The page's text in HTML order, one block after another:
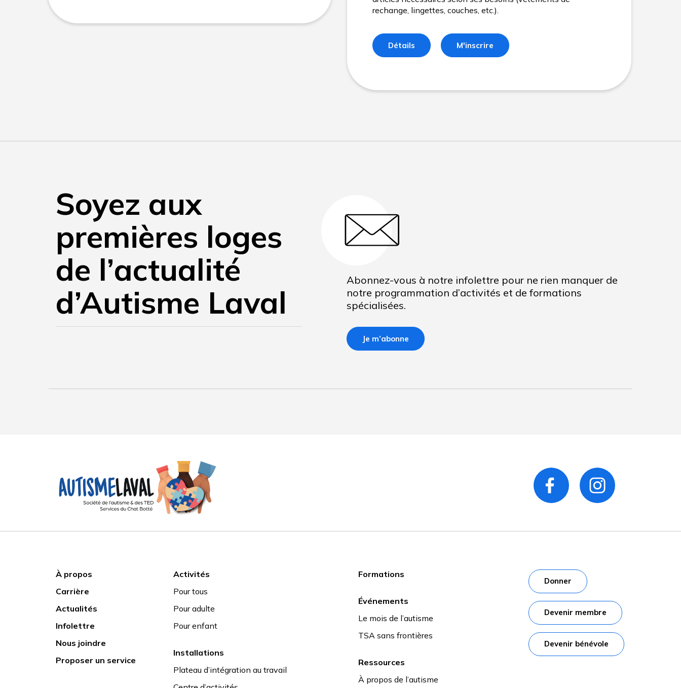
rechange, lingettes, couches, etc.).
Détails M'inscrire
Soyez aux
premières loges
de l’actualité
d’Autisme Laval
Abonnez-vous à notre infolettre pour ne rien manquer de
notre programmation d’activités et de formations
spécialisées.
Je m’abonne
À propos
Carrière
Actualités
Infolettre
Nous joindre
Proposer un service
Activités
Pour tous
Pour adulte
Pour enfant
Installations
Plateau d’intégration au travail
Formations
Événements
Le mois de l’autisme
TSA sans frontières
Ressources
À propos de l’autisme
Donner
Devenir membre
Devenir bénévole